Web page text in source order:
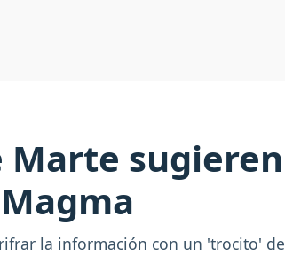
la información con un 'trocito'